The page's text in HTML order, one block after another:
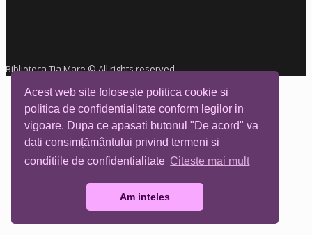
Acest web site folosește politica cookie si
politica de confidentialitate conform legilor in
vigoare. Dupa ce apasati butonul "De acord" va
dati consimțământului privind termeni si
conditiile de confidentialitate Citeste mai mult
Am inteles
Biblioteca Tia Mare © All rights reserved